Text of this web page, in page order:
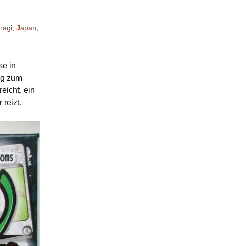
Japan
in
zum
ein
reizt.